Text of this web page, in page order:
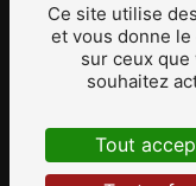
Coordination travaux
Architecte
Economiste de la
Ce site utilise
et vous donne
sur ceux que
souhaitez
Tout